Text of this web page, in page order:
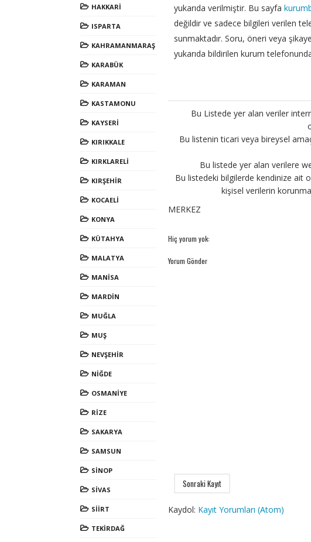
HAKKARİ
ISPARTA
KAHRAMANMARAŞ
KARABÜK
KARAMAN
KASTAMONU
KAYSERİ
KIRIKKALE
KIRKLARELİ
KIRŞEHİR
KOCAELİ
KONYA
KÜTAHYA
MALATYA
MANİSA
MARDİN
MUĞLA
MUŞ
NEVŞEHİR
NİĞDE
OSMANİYE
RİZE
SAKARYA
SAMSUN
SİNOP
SİVAS
SİİRT
TEKİRDAĞ
yukarıda verilmiştir. Bu sayfa
değildir ve sadece bilgileri verilen
sunmaktadır. Soru, öneri veya
yukarıda bildirilen kurum
Bu Listede yer alan veriler
Bu listenin ticari veya bireysel
Bu listede yer alan verilere
Bu listedeki bilgilerde kendinize ait
kişisel verilerin
MERKEZ
Hiç yorum yok:
Yorum Gönder
Sonraki Kayıt
Kaydol: Kayıt Yorumları (Atom)